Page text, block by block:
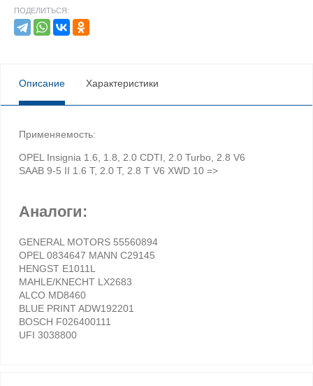
ПОДЕЛИТЬСЯ:
Описание Характеристики
Применяемость:
OPEL Insignia 1.6, 1.8, 2.0 CDTI, 2.0 Turbo, 2.8 V6
SAAB 9-5 II 1.6 T, 2.0 T, 2.8 T V6 XWD 10 =>
Аналоги:
GENERAL MOTORS 55560894
OPEL 0834647 MANN C29145
HENGST E1011L
MAHLE/KNECHT LX2683
ALCO MD8460
BLUE PRINT ADW192201
BOSCH F026400111
UFI 3038800